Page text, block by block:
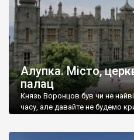
Алупка. Місто,
палац
Князь Воронцов був чи не
часу, але давайте не будемо